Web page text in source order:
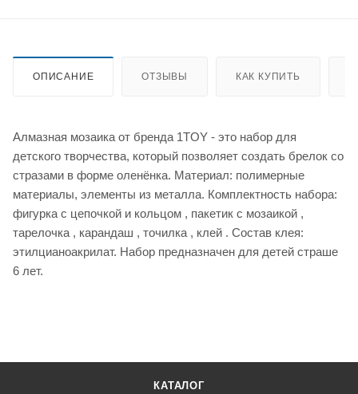
ОПИСАНИЕ ОТЗЫВЫ КАК КУПИТЬ
Алмазная мозаика от бренда 1TOY - это набор для
детского творчества, который позволяет создать брелок со
стразами в форме оленёнка. Материал: полимерные
материалы, элементы из металла. Комплектность набора:
фигурка с цепочкой и кольцом , пакетик с мозаикой ,
тарелочка , карандаш , точилка , клей . Состав клея:
этилцианоакрилат. Набор предназначен для детей страше
6 лет.
КАТАЛОГ